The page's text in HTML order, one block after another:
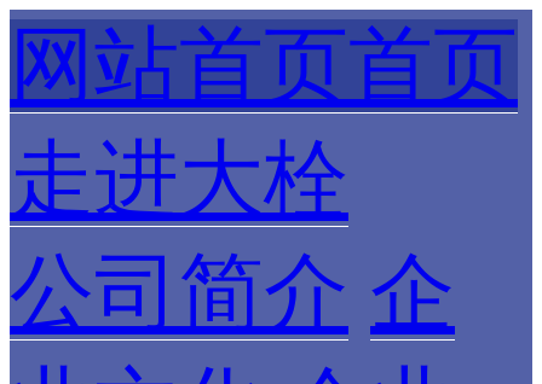
网站首页首页
走进大栓
公司简介 企